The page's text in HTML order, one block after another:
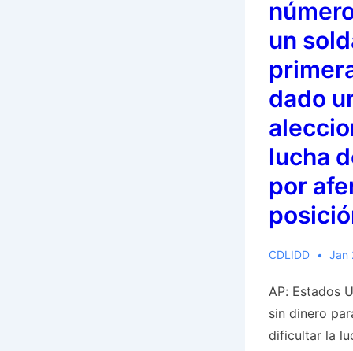
un
dado
lucha
por
CDLIDD Jan
AP: Estados
sin dinero
dificultar la